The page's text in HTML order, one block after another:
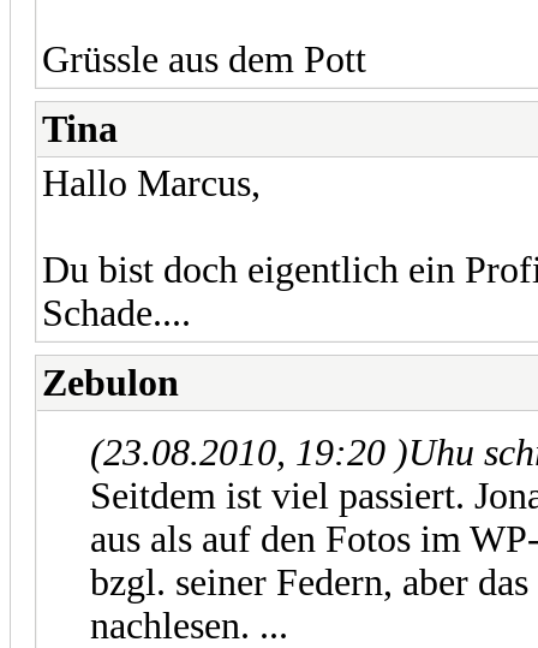
Grüssle aus dem Pott
Tina
Hallo Marcus,
Du bist doch eigentlich ein
Schade....
Zebulon
(23.08.2010, 19:20 )Uhu
Seitdem ist viel passiert.
aus als auf den Fotos im
bzgl. seiner Federn, aber
nachlesen. ...